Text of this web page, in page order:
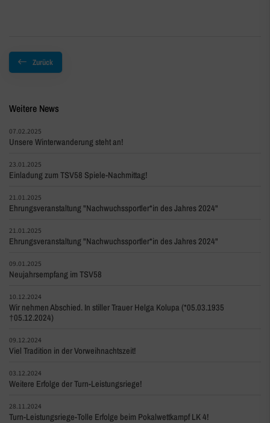
Zurück
Weitere News
07.02.2025
Unsere Winterwanderung steht an!
23.01.2025
Einladung zum TSV58 Spiele-Nachmittag!
21.01.2025
Ehrungsveranstaltung "Nachwuchssportler*in des Jahres 2024"
21.01.2025
Ehrungsveranstaltung "Nachwuchssportler*in des Jahres 2024"
09.01.2025
Neujahrsempfang im TSV58
10.12.2024
Wir nehmen Abschied. In stiller Trauer Helga Kolupa (*05.03.1935
†05.12.2024)
09.12.2024
Viel Tradition in der Vorweihnachtszeit!
03.12.2024
Weitere Erfolge der Turn-Leistungsriege!
28.11.2024
Turn-Leistungsriege-Tolle Erfolge beim Pokalwettkampf LK 4!